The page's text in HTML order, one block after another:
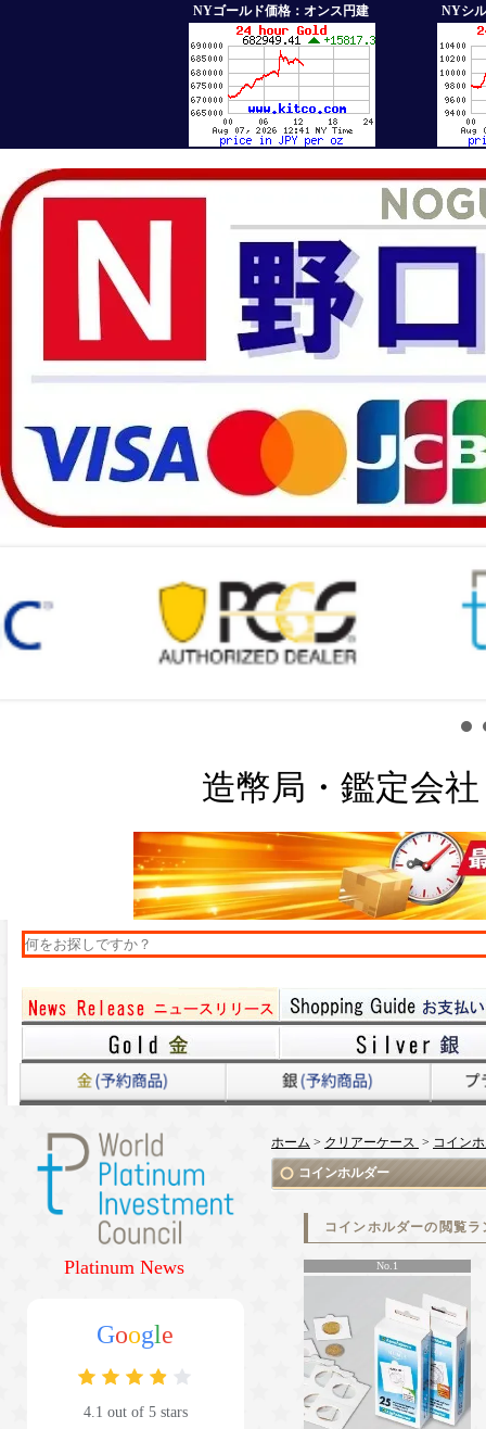
NYゴールド価格：オンス円建 NYシ
造幣局・鑑定会
Platinum News
Google
4.1 out of 5 stars
ホーム > クリアーケース > コイン
コインホルダー
コインホルダーの閲覧ラ
No.1